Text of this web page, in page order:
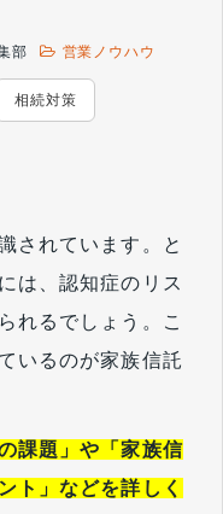
部 営業ノウハウ
相続対策
されています。と
は、認知症のリス
れるでしょう。こ
いるのが家族信託
課題」や「家族信
ト」などを詳しく